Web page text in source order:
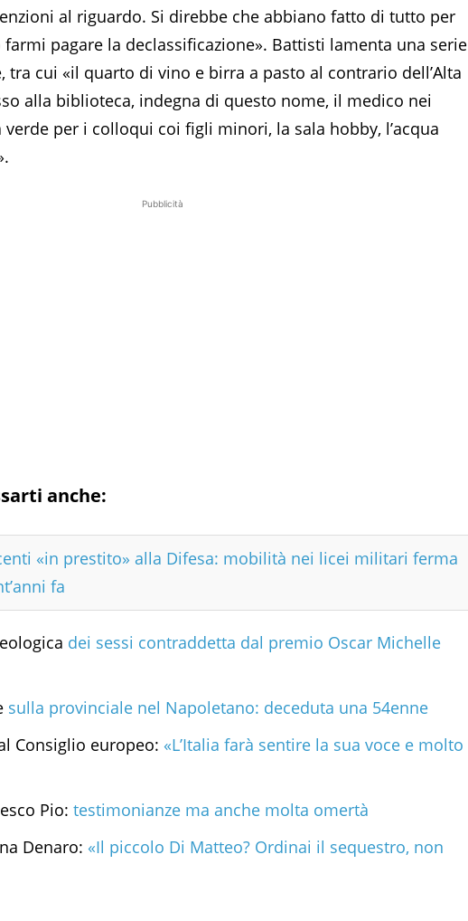
al riguardo. Si direbbe che abbiano fatto di tutto per
pagare la declassificazione». Battisti lamenta una serie
tra cui «il quarto di vino e birra a pasto al contrario dell’Alta
alla biblioteca, indegna di questo nome, il medico nei
verde per i colloqui coi figli minori, la sala hobby, l’acqua
Pubblicità
anche:
«in prestito» alla Difesa: mobilità nei licei militari ferma
fa
dei sessi contraddetta dal premio Oscar Michelle
sulla provinciale nel Napoletano: deceduta una 54enne
Consiglio europeo: «L’Italia farà sentire la sua voce e molto
Pio: testimonianze ma anche molta omertà
Denaro: «Il piccolo Di Matteo? Ordinai il sequestro, non